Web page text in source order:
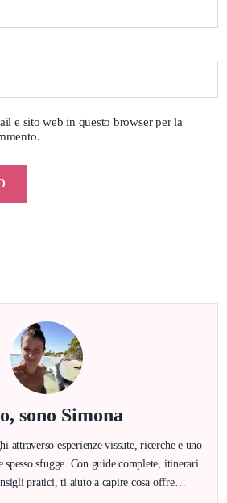
e sito web in questo browser per la
sono Simona
attraverso esperienze vissute, ricerche e uno
spesso sfugge. Con guide complete, itinerari
pratici, ti aiuto a capire cosa offre…